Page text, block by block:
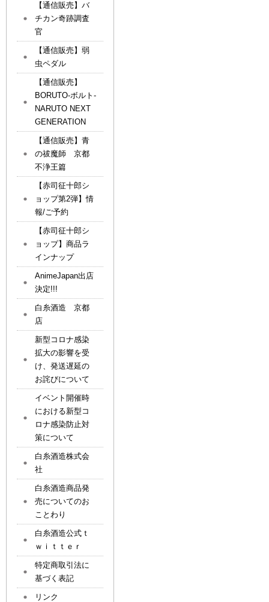
【通信販売】バ
チカン奇跡調査
官
【通信販売】弱
虫ペダル
【通信販売】
BORUTO-ボルト-
NARUTO NEXT
GENERATION
【通信販売】青
の祓魔師 京都
不浄王篇
【赤司征十郎シ
ョップ第2弾】情
報/ご予約
【赤司征十郎シ
ョップ】商品ラ
インナップ
AnimeJapan出店
決定!!!
白糸酒造 京都
店
新型コロナ感染
拡大の影響を受
け、発送遅延の
お詫びについて
イベント開催時
における新型コ
ロナ感染防止対
策について
白糸酒造株式会
社
白糸酒造商品発
売についてのお
ことわり
白糸酒造公式ｔ
ｗｉｔｔｅｒ
特定商取引法に
基づく表記
リンク